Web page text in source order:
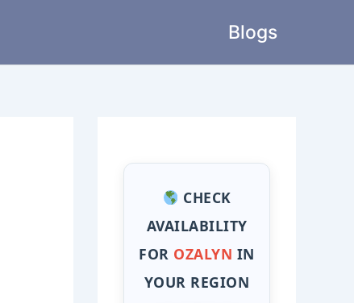
Blogs
CHECK
AVAILABILITY
FOR OZALYN IN
YOUR REGION